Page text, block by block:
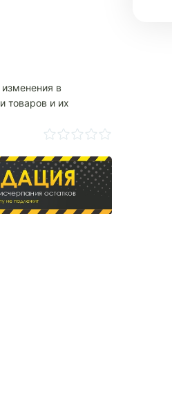
изменения в
товаров и их